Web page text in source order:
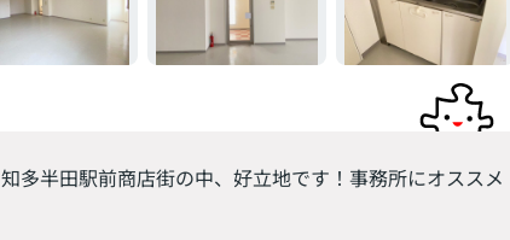
知多半田駅前商店街の中、好立地です！事務所にオススメ